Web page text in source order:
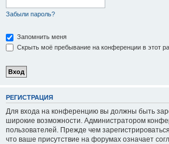
Забыли пароль?
Запомнить меня
Скрыть моё пребывание на конференции в этот
РЕГИСТРАЦИЯ
Для входа на конференцию вы должны быть
широкие возможности. Администратором
пользователей. Прежде чем
что ваше присутствие на форумах означает